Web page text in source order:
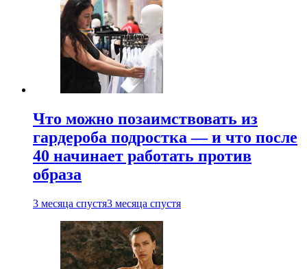
Что можно позаимствовать из
гардероба подростка — и что после
40 начинает работать против
образа
3 месяца спустя3 месяца спустя